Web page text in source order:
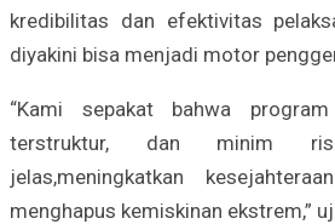
kredibilitas dan efektivitas
diyakini bisa menjadi motor
“Kami sepakat bahwa
terstruktur, dan minim
jelas,meningkatkan
menghapus kemiskinan ekstrem,”